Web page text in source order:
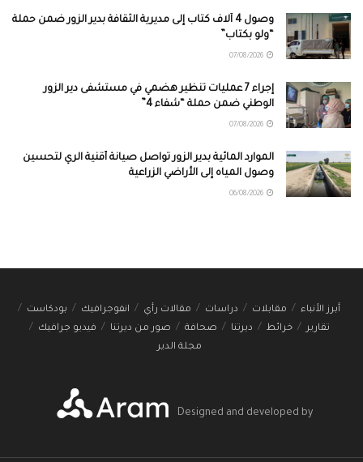
وصول 4 آلاف كتاب إلى مديرية الثقافة بدير الزور ضمن حملة
“ولو بكتاب”
إجراء 7 عمليات تنظير هضمي في مستشفى دير الزور
الوطني ضمن حملة “شفاء 4”
الموارد المائية بدير الزور تواصل صيانة أقنية الري لتحسين
وصول المياه إلى الأراضي الزراعية
أبرز الأنباء مقابلات دراسات مقالات رأي انفوجرافيك
بودكاست
تقارير
خرائط ديرتنا صحافة صور من ديرتنا
فيديو جرافيك
مجلة الدير
Designed and developed by